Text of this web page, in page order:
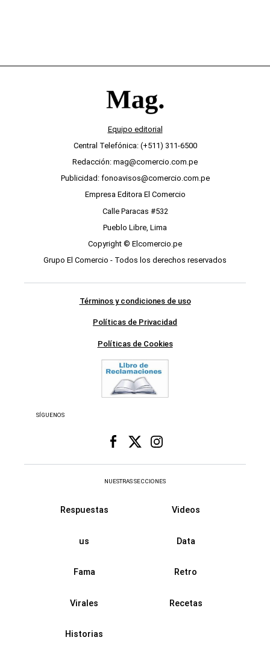
Equipo editorial
Central Telefónica: (+511) 311-6500
Redacción: mag@comercio.com.pe
Publicidad: fonoavisos@comercio.com.pe
Empresa Editora El Comercio
Calle Paracas #532
Pueblo Libre, Lima
Copyright © Elcomercio.pe
Grupo El Comercio - Todos los derechos reservados
Términos y condiciones de uso
Políticas de Privacidad
Políticas de Cookies
SÍGUENOS
NUESTRAS SECCIONES
Respuestas Videos
us Data
Fama Retro
Virales Recetas
Historias